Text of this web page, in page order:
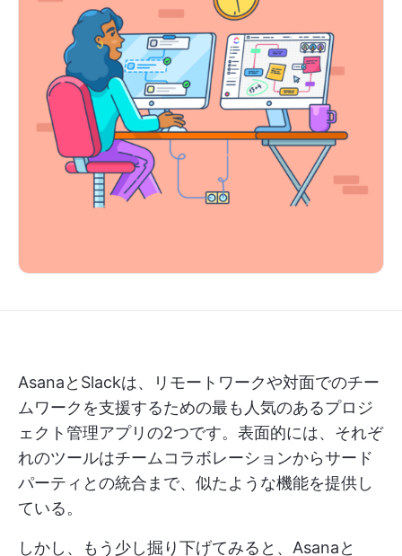
AsanaとSlackは、リモートワークや対面でのチー
ムワークを支援するための最も人気のあるプロジ
ェクト管理アプリの2つです。表面的には、それぞ
れのツールはチームコラボレーションからサード
パーティとの統合まで、似たような機能を提供し
ている。
しかし、もう少し掘り下げてみると、Asanaと